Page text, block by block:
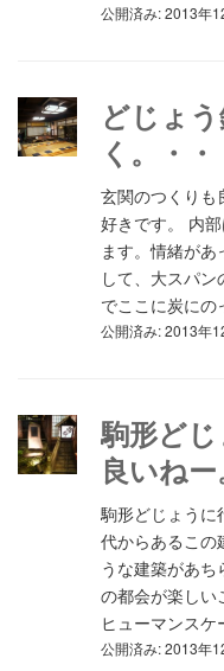
公開済み: 2013年
どじょ
く。・
玄関のつくりも
好きです。 内
ます。情緒が
して、大スパ
でここに炭に
公開済み: 2013年
駒形ど
良いねー
駒形どじょうに
代からあるこの
うな建築があ
の都会が楽しい
ヒューマンス
公開済み: 2013年